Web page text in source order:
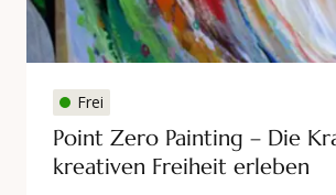
Frei
Point Zero Painting – Die
kreativen Freiheit erleben